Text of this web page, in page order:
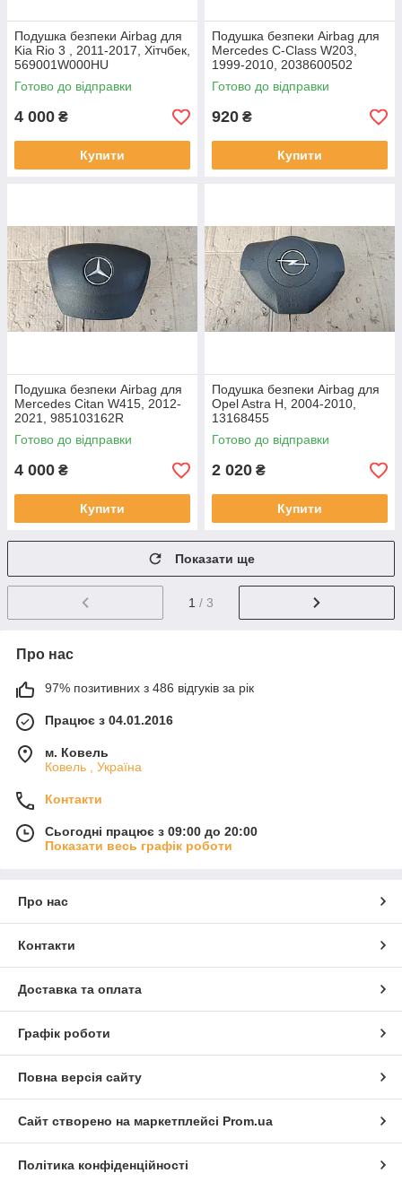
Подушка безпеки Airbag для
Kia Rio 3 , 2011-2017, Хітчбек,
569001W000HU
Готово до відправки
4 000 ₴
Купити
Подушка безпеки Airbag для
Mercedes C-Class W203,
1999-2010, 2038600502
Готово до відправки
920 ₴
Купити
Подушка безпеки Airbag для
Mercedes Citan W415, 2012-
2021, 985103162R
Готово до відправки
4 000 ₴
Купити
Подушка безпеки Airbag для
Opel Astra H, 2004-2010,
13168455
Готово до відправки
2 020 ₴
Купити
Показати ще
1 / 3
Про нас
97% позитивних з 486 відгуків за рік
Працює з 04.01.2016
м. Ковель
Ковель , Україна
Контакти
Сьогодні працює з 09:00 до 20:00
Показати весь графік роботи
Про нас
Контакти
Доставка та оплата
Графік роботи
Повна версія сайту
Сайт створено на маркетплейсі Prom.ua
Політика конфіденційності